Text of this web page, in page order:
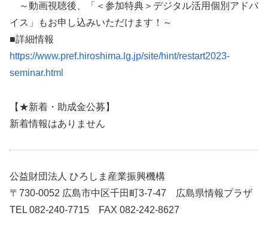
～動画視聴後、「＜参加特典＞デジタル活用個別アドバ
イス」もお申し込みいただけます！～
■詳細情報
https://www.pref.hiroshima.lg.jp/site/hint/restart2023-
seminar.html
【★新着・助成金公募】
新着情報はありません
公益財団法人 ひろしま産業振興機構
〒730-0052 広島市中区千田町3-7-47 広島県情報プラザ
TEL 082-240-7715 FAX 082-242-8627